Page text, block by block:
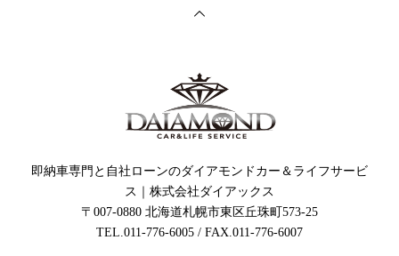
即納車専門と自社ローンのダイアモンドカー＆ライフサービ
ス｜株式会社ダイアックス
〒007-0880 北海道札幌市東区丘珠町573-25
TEL.011-776-6005 / FAX.011-776-6007